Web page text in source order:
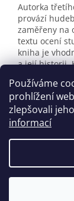
Používáme
prohlížení
zlepšovali
informací
Autorka
provází
zaměřeny na
textu ocení
kniha je
a její historii.
Rozsah: 130